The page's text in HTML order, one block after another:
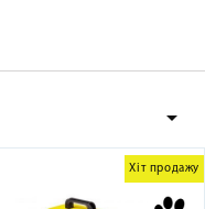

Хіт продажу